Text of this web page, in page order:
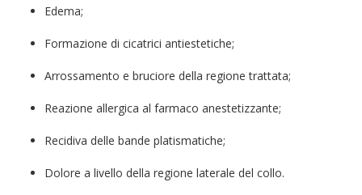
Edema;
Formazione di cicatrici antiestetiche;
Arrossamento e bruciore della regione trattata;
Reazione allergica al farmaco anestetizzante;
Recidiva delle bande platismatiche;
Dolore a livello della regione laterale del collo.